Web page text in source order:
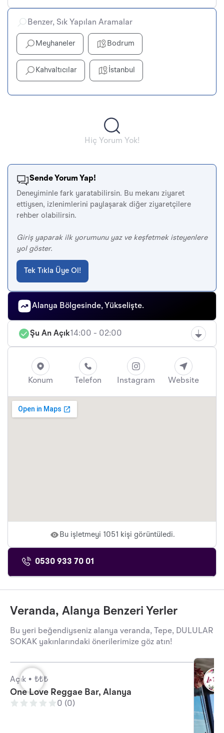
Benzer, Sık Yapılan Aramalar
Meyhaneler Bodrum
Kahvaltıcılar İstanbul
Hiç Yorum Yok!
Sende Yorum Yap!
Deneyiminle fark yaratabilirsin. Bu mekanı ziyaret
ettiysen, izlenimlerini paylaşarak diğer ziyaretçilere
rehber olabilirsin.
Giriş yaparak ilk yorumunu yaz ve keşfetmek isteyenlere
yol göster.
Tek Tıkla Üye Ol!
Alanya Bölgesinde, Yükselişte.
Şu An Açık14:00 - 02:00
Konum Telefon Instagram Website
Bu işletmeyi 1051 kişi görüntüledi.
0530 933 70 01
Veranda, Alanya Benzeri Yerler
Bu yeri beğendiyseniz alanya veranda, Tepe, DULULAR
SOKAK yakınlarındaki önerilerimize göz atın!
Açık • ₺₺₺
One Love Reggae Bar, Alanya
0 (0)